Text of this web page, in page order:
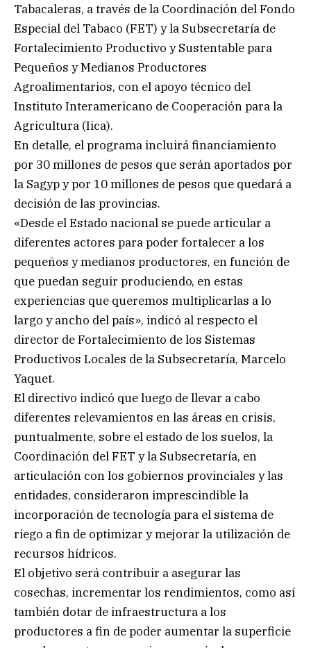
Tabacaleras, a través de la Coordinación del Fondo
Especial del Tabaco (FET) y la Subsecretaría de
Fortalecimiento Productivo y Sustentable para
Pequeños y Medianos Productores
Agroalimentarios, con el apoyo técnico del
Instituto Interamericano de Cooperación para la
Agricultura (Iica).
En detalle, el programa incluirá financiamiento
por 30 millones de pesos que serán aportados por
la Sagyp y por 10 millones de pesos que quedará a
decisión de las provincias.
«Desde el Estado nacional se puede articular a
diferentes actores para poder fortalecer a los
pequeños y medianos productores, en función de
que puedan seguir produciendo, en estas
experiencias que queremos multiplicarlas a lo
largo y ancho del país», indicó al respecto el
director de Fortalecimiento de los Sistemas
Productivos Locales de la Subsecretaría, Marcelo
Yaquet.
El directivo indicó que luego de llevar a cabo
diferentes relevamientos en las áreas en crisis,
puntualmente, sobre el estado de los suelos, la
Coordinación del FET y la Subsecretaría, en
articulación con los gobiernos provinciales y las
entidades, consideraron imprescindible la
incorporación de tecnología para el sistema de
riego a fin de optimizar y mejorar la utilización de
recursos hídricos.
El objetivo será contribuir a asegurar las
cosechas, incrementar los rendimientos, como así
también dotar de infraestructura a los
productores a fin de poder aumentar la superficie